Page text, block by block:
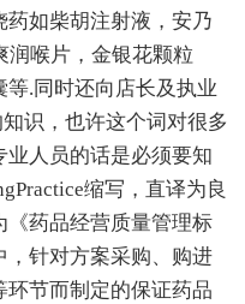
如柴胡注射液，安乃
润喉片，金银花颗粒
.同时还向店长及执业
识，也许这个词对很多
业人员的话是必须要知
缩写，直译为良
《药品经营质量管理标
，针对方案采购、购进
节而制定的保证药品